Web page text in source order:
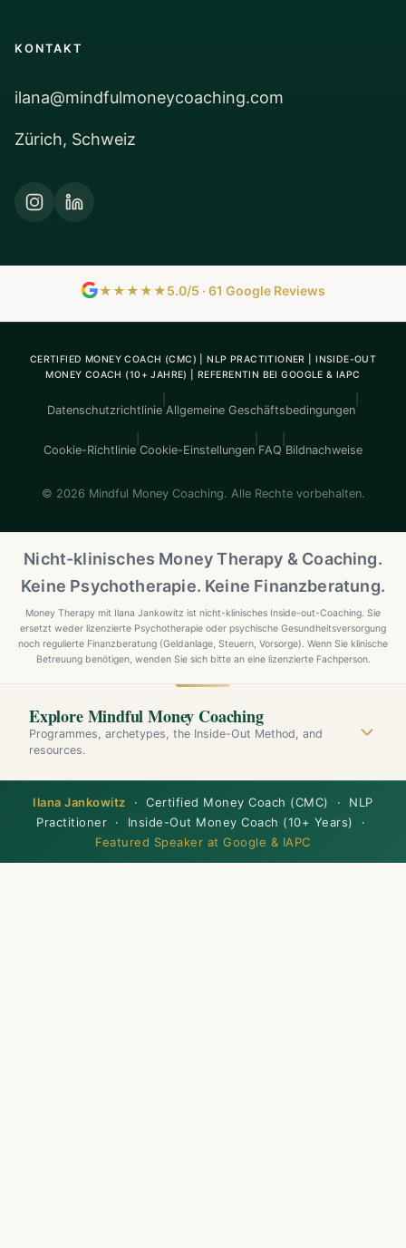
KONTAKT
ilana@mindfulmoneycoaching.com
Zürich, Schweiz
★★★★★5.0/5 · 61 Google Reviews
CERTIFIED MONEY COACH (CMC) | NLP PRACTITIONER | INSIDE-OUT
MONEY COACH (10+ JAHRE) | REFERENTIN BEI GOOGLE & IAPC
Datenschutzrichtlinie Allgemeine Geschäftsbedingungen
Cookie-Richtlinie Cookie-Einstellungen FAQ Bildnachweise
© 2026 Mindful Money Coaching. Alle Rechte vorbehalten.
Nicht-klinisches Money Therapy & Coaching.
Keine Psychotherapie. Keine Finanzberatung.
Money Therapy mit Ilana Jankowitz ist nicht-klinisches Inside-out-Coaching. Sie
ersetzt weder lizenzierte Psychotherapie oder psychische Gesundheitsversorgung
noch regulierte Finanzberatung (Geldanlage, Steuern, Vorsorge). Wenn Sie klinische
Betreuung benötigen, wenden Sie sich bitte an eine lizenzierte Fachperson.
Explore Mindful Money Coaching
Programmes, archetypes, the Inside-Out Method, and
resources.
Ilana Jankowitz · Certified Money Coach (CMC) · NLP
Practitioner · Inside-Out Money Coach (10+ Years) ·
Featured Speaker at Google & IAPC